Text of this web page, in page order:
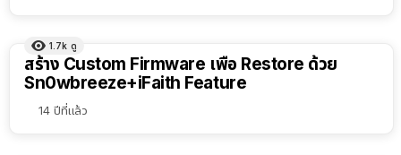
1.7k ดู
สร้าง Custom Firmware เพื่อ Restore ด้วย
Sn0wbreeze+iFaith Feature
14 ปีที่แล้ว